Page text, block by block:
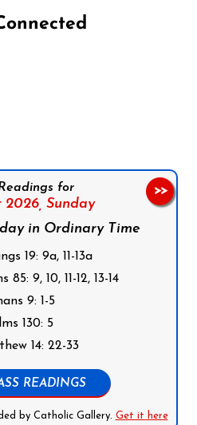
for
2026, Sunday
in Ordinary Time
19: 9a, 11-13a
85: 9, 10, 11-12, 13-14
9: 1-5
130: 5
14: 22-33
READINGS
by Catholic Gallery. Get it here
>>